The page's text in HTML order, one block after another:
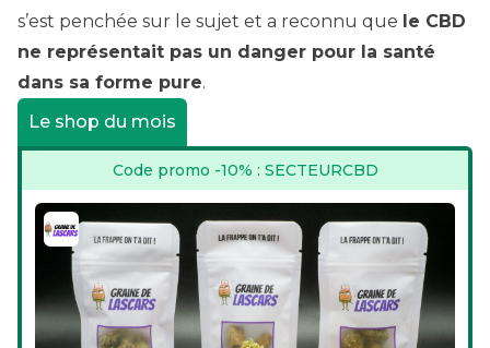
s’est penchée sur le sujet et a reconnu que le CBD
ne représentait pas un danger pour la santé
dans sa forme pure.
Le shop du mois
Code promo -10% : SECTEURCBD